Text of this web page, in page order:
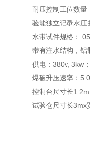
耐压控制工位数量
验能独立记录水压
水带试件规格：
带有注水结构，铝
供电：380v, 3kw；
爆破升压速率：
控制台尺寸长
试验仓尺寸长3mx